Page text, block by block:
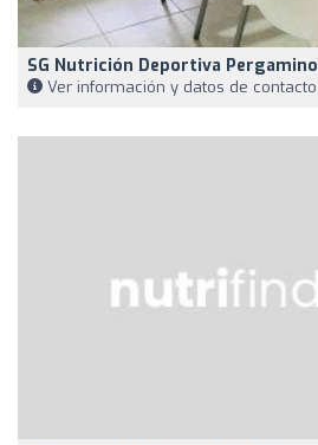
SG Nutrición Deportiva Pergamino
Ver información y datos de contacto